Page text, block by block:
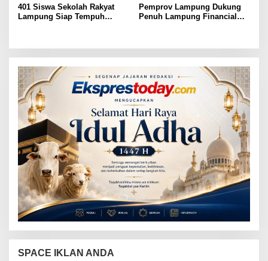
401 Siswa Sekolah Rakyat
Lampung Siap Tempuh
Pemprov Lampung Dukung
Penuh Lampung Financial
SPACE IKLAN ANDA